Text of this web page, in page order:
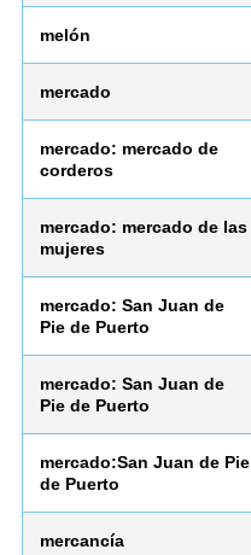
melón
mercado
mercado: mercado de
corderos
mercado: mercado de las
mujeres
mercado: San Juan de
Pie de Puerto
mercado: San Juan de
Pie de Puerto
mercado:San Juan de Pie
de Puerto
mercancía